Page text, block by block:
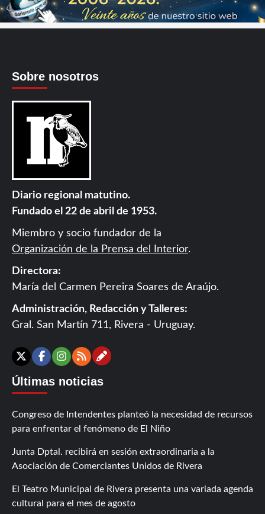
Sobre nosotros
Diario regional matutino.
Fundado el 22 de abril de 1953.
Miembro y socio fundador de la
Organización de la Prensa del Interior.
Directora:
María del Carmen Pereira Soares de Araújo.
Administración, Redacción y Talleres:
Gral. San Martín 711, Rivera - Uruguay.
X Facebook
Instagram
RSSContáctanos
Últimas noticias
Congreso de Intendentes planteó la necesidad de recursos
para enfrentar el fenómeno de El Niño
Junta Dptal. recibirá en sesión extraordinaria a la
Asociación de Comerciantes Unidos de Rivera
El Teatro Municipal de Rivera presenta una variada agenda
cultural para el mes de agosto